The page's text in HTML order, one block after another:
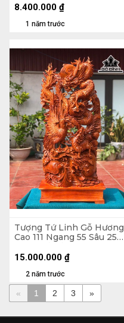
(cm)Tượng Anh Hùng
Cao 50 Ngang 61 Sâu 36
1 năm trước
8.400.000 ₫
Tượng Tứ Linh Gỗ Hương
Cao 111 Ngang 55 Sâu 25
2 năm trước
15.000.000 ₫
« 1 2 3 »